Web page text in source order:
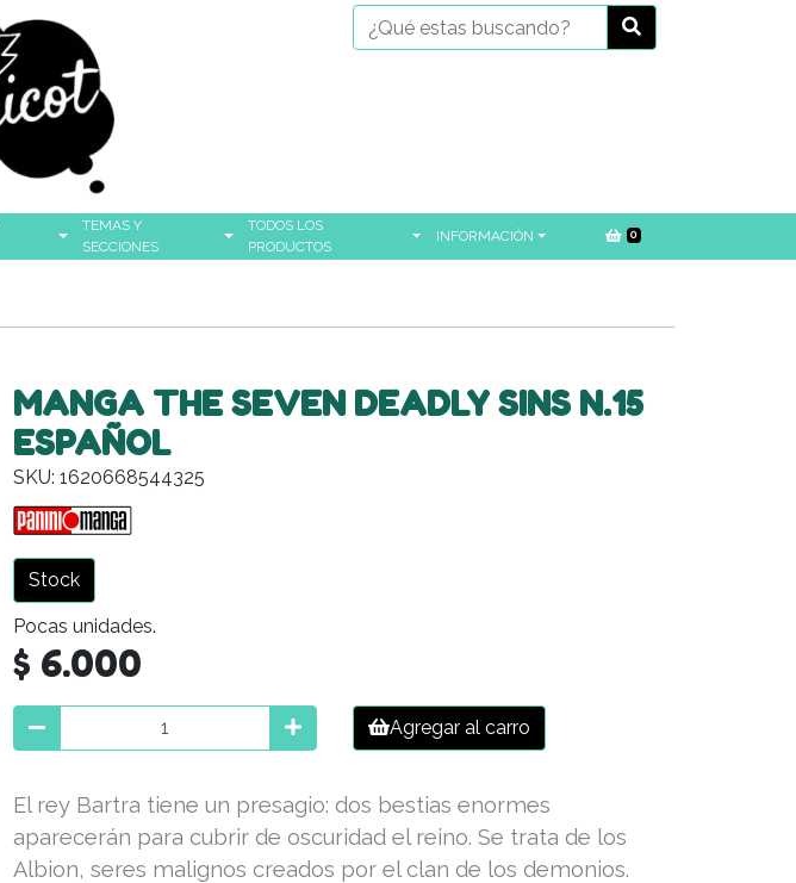
TEMAS Y
SECCIONES
TODOS LOS
PRODUCTOS
INFORMACIÓN 0
MANGA THE SEVEN DEADLY SINS N.15
ESPAÑOL
SKU: 1620668544325
Stock
Pocas unidades.
$ 6.000
Agregar al carro
El rey Bartra tiene un presagio: dos bestias enormes
aparecerán para cubrir de oscuridad el reino. Se trata de los
Albion, seres malignos creados por el clan de los demonios.